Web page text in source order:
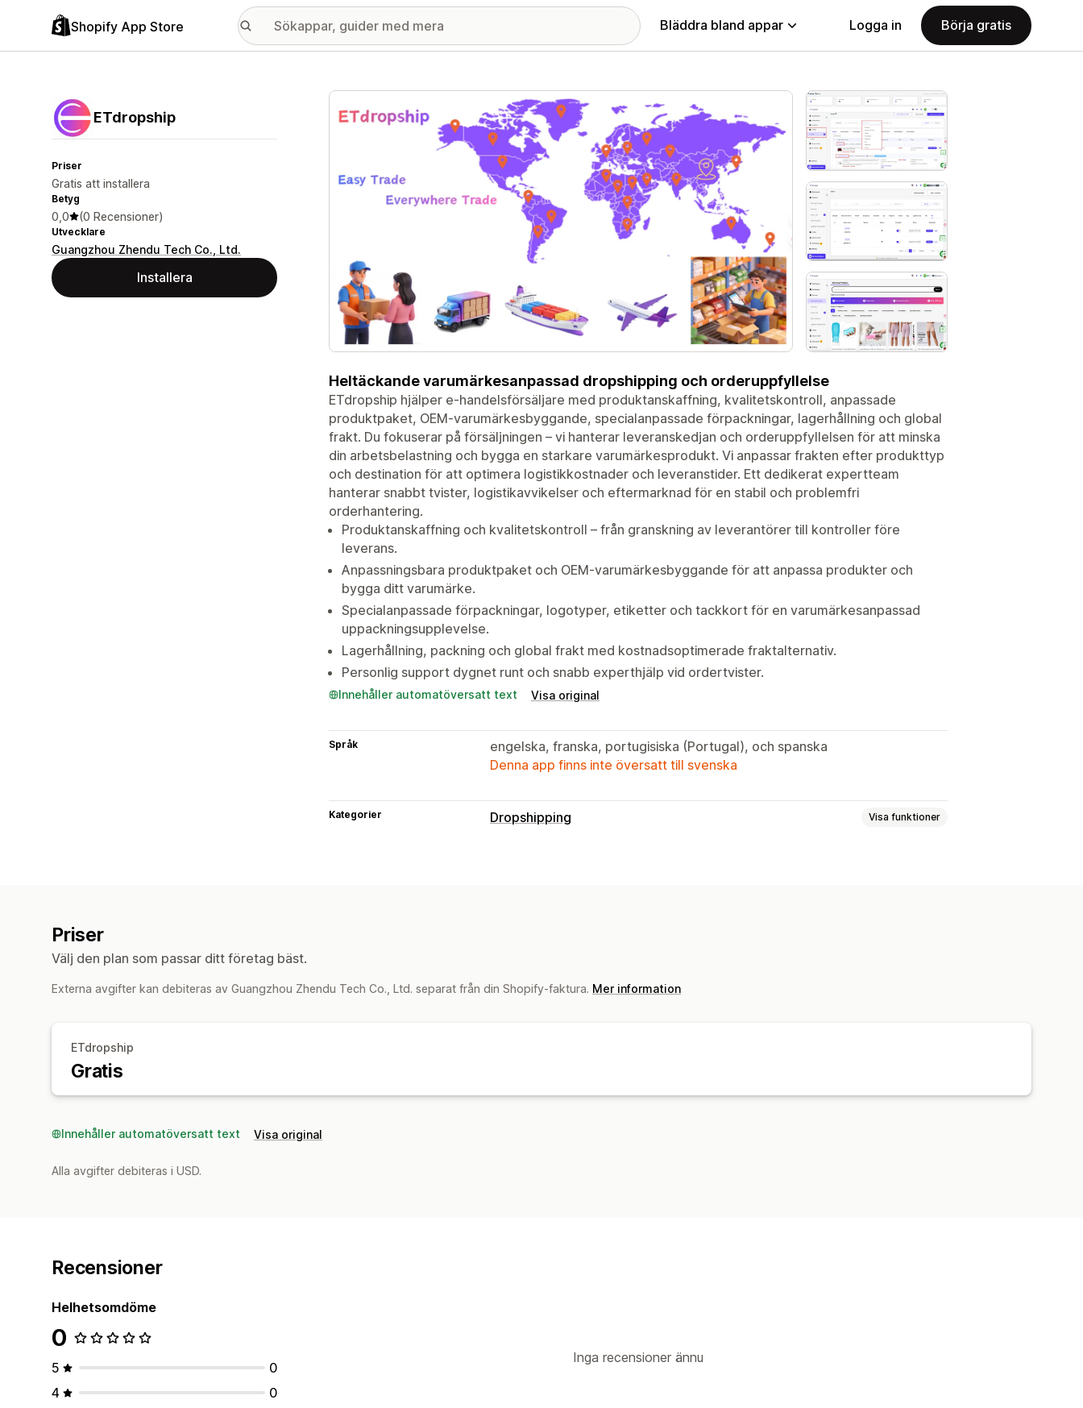
Shopify App Store Bläddra bland appar Logga in Börja gratis
ETdropship
Priser
Gratis att installera
Betyg
0,0 (0 Recensioner)
Utvecklare
Guangzhou Zhendu Tech Co., Ltd.
Installera
Galleri med utvalda bilder
Heltäckande varumärkesanpassad dropshipping och orderuppfyllelse
ETdropship hjälper e-handelsförsäljare med produktanskaffning, kvalitetskontroll, anpassade
produktpaket, OEM-varumärkesbyggande, specialanpassade förpackningar, lagerhållning och global
frakt. Du fokuserar på försäljningen – vi hanterar leveranskedjan och orderuppfyllelsen för att minska
din arbetsbelastning och bygga en starkare varumärkesprodukt. Vi anpassar frakten efter produkttyp
och destination för att optimera logistikkostnader och leveranstider. Ett dedikerat expertteam
hanterar snabbt tvister, logistikavvikelser och eftermarknad för en stabil och problemfri
orderhantering.
Produktanskaffning och kvalitetskontroll – från granskning av leverantörer till kontroller före
leverans.
Anpassningsbara produktpaket och OEM-varumärkesbyggande för att anpassa produkter och
bygga ditt varumärke.
Specialanpassade förpackningar, logotyper, etiketter och tackkort för en varumärkesanpassad
uppackningsupplevelse.
Lagerhållning, packning och global frakt med kostnadsoptimerade fraktalternativ.
Personlig support dygnet runt och snabb experthjälp vid ordertvister.
Innehåller automatöversatt text Visa original
Språk
engelska, franska, portugisiska (Portugal), och spanska
Denna app finns inte översatt till svenska
Kategorier Dropshipping Visa funktioner
Priser
Välj den plan som passar ditt företag bäst.
Externa avgifter kan debiteras av Guangzhou Zhendu Tech Co., Ltd. separat från din Shopify-faktura. Mer information
ETdropship
Gratis
Innehåller automatöversatt text Visa original
Alla avgifter debiteras i USD.
Recensioner
Helhetsomdöme
0
5
0
4
0
Inga recensioner ännu